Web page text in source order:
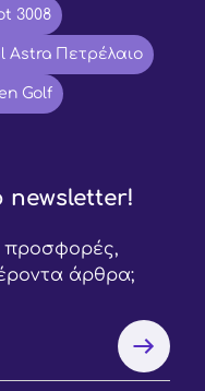
3008
Astra Πετρέλαιο
Golf
newsletter!
προσφορές,
άρθρα;